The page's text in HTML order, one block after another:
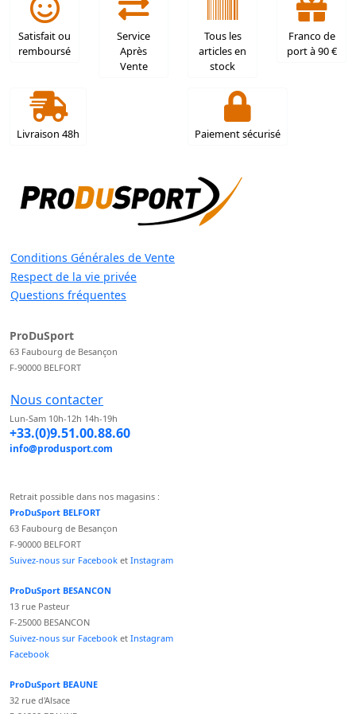
Satisfait ou
remboursé
Service
Après
Vente
Tous les
articles en
stock
Franco de
port à 90 €
Livraison 48h Paiement sécurisé
Conditions Générales de Vente
Respect de la vie privée
Questions fréquentes
ProDuSport
63 Faubourg de Besançon
F-90000 BELFORT
Nous contacter
Lun-Sam 10h-12h 14h-19h
+33.(0)9.51.00.88.60
info@produsport.com
Retrait possible dans nos magasins :
ProDuSport BELFORT
63 Faubourg de Besançon
F-90000 BELFORT
Suivez-nous sur Facebook et Instagram
ProDuSport BESANCON
13 rue Pasteur
F-25000 BESANCON
Suivez-nous sur Facebook et Instagram
Facebook
ProDuSport BEAUNE
32 rue d'Alsace